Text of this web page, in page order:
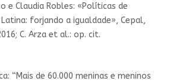
e Claudia Robles: «Políticas de
forjando a igualdade», Cepal,
C. Arza et al.: op. cit.
“Mais de 60.000 meninas e meninos